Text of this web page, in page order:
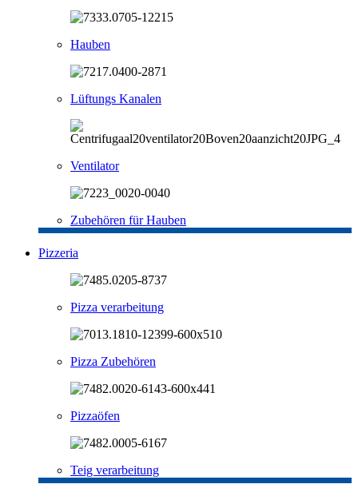
Hauben
Lüftungs Kanalen
Ventilator
Zubehören für Hauben
Pizzeria
Pizza verarbeitung
Pizza Zubehören
Pizzaöfen
Teig verarbeitung